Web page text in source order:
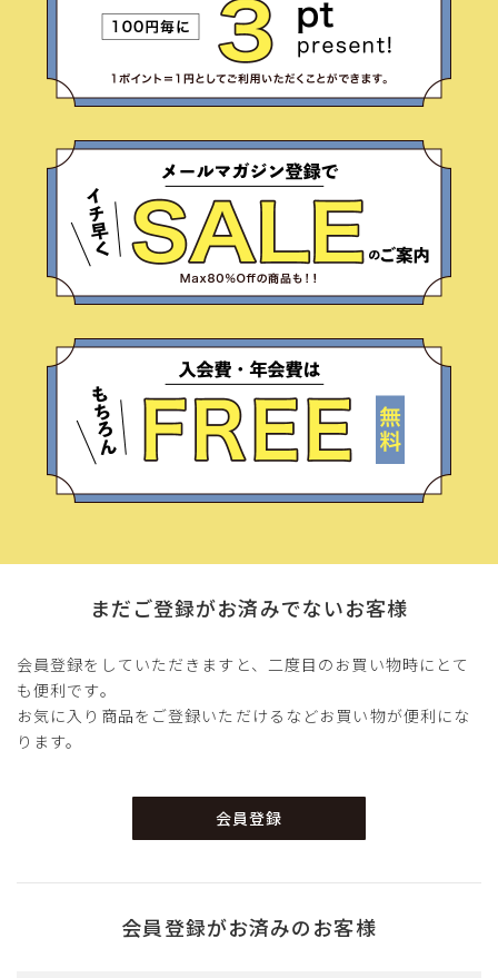
まだご登録がお済みでないお客様
会員登録をしていただきますと、二度目のお買い物時にとて
も便利です。
お気に入り商品をご登録いただけるなどお買い物が便利にな
ります。
会員登録
会員登録がお済みのお客様
ヒールの高さ
絞り込んで検索する